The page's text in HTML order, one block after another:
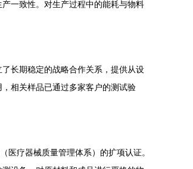
一致性。对生产过程中的能耗与物料
长期稳定的战略合作关系，提供从设
相关样品已通过多家客户的测试验
疗器械质量管理体系）的扩项认证。